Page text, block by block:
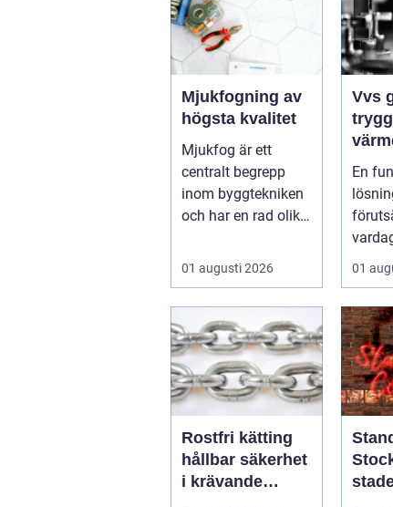
Mjukfogning av
högsta kvalitet
Mjukfog är ett
centralt begrepp
inom byggtekniken
och har en rad olika
01 augusti 2026
Vvs
och
En
på.
01
Rostfri kätting
hållbar säkerhet
i krävande
miljöer